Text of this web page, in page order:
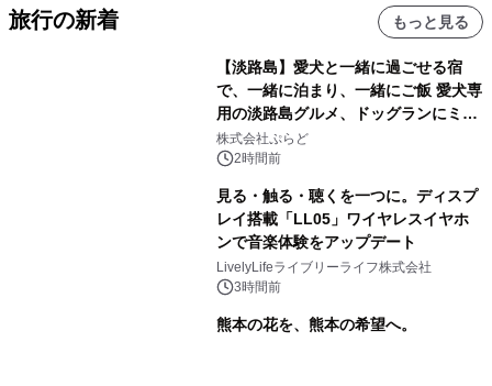
旅行の新着 もっと見る
【淡路島】愛犬と一緒に過ごせる宿
で、一緒に泊まり、一緒にご飯 愛犬専
用の淡路島グルメ、ドッグランにミニ
プール グランピングとトレーラーハウ
スの2施設で
株式会社ぷらど
2時間前
見る・触る・聴くを一つに。ディスプ
レイ搭載「LL05」ワイヤレスイヤホ
ンで音楽体験をアップデート
LivelyLifeライブリーライフ株式会社
3時間前
熊本の花を、熊本の希望へ。